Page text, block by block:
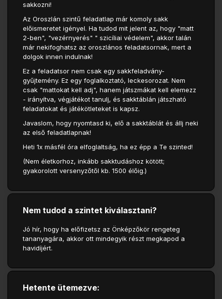
sakkozni!
Az Oroszlán szintű feladatlap már komoly sakk
előismeretet igényel. Ha tudod mit jelent az, hogy "matt
2-ben", "vezérnyerés" " szicíliai védelem", akkor talán
már nekifoghatsz az oroszlános feladatsornak, mert a
dolgok innen indulnak!
Ez a feladatsor nem csak egy sakkfeladvány-
gyűjtemény. Ez egy foglalkoztató, leckesorozat. Nem
csak "mattokat kell adj", hanem játszmákat kell elemezz
- irányítva, végjátékot tanulj, és sakktáblán játszható
feladatokat és játékötleteket is kapsz.
Javaslom, hogy nyomtasd ki, elő a sakktáblát és állj neki
az első feladatlapnak!
Heti 1x másfél óra elfoglaltság, ha ez épp a Te szinted!
(Nem életkorhoz, inkább sakktudáshoz kötött;
gyakorolott versenyzőtől kb. 1500 élőig.)
Nem tudod a szintet kiválasztani?
Jó hír, hogy ha előfizetsz az Önképzőkör rengeteg
tananyagára, akkor ott mindegyik részt megkapod a
havidíjért.
Hetente ütemezve: